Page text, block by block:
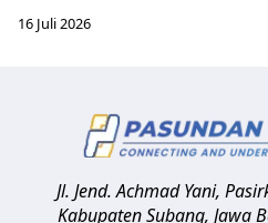
16 Juli 2026
Jl. Jend. Achmad Yani,
Kabupaten Subang, Jawa